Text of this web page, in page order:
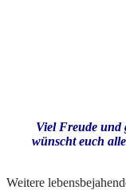
Viel Freude und
wünscht euch
Weitere